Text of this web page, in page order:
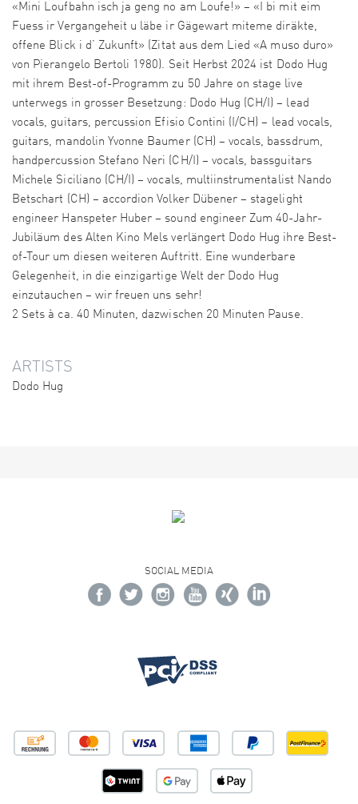
«Mini Loufbahn isch ja geng no am Loufe!» – «I bi mit eim
Fuess ir Vergangeheit u läbe ir Gägewart miteme diräkte,
offene Blick i d’ Zukunft» (Zitat aus dem Lied «A muso duro»
von Pierangelo Bertoli 1980). Seit Herbst 2024 ist Dodo Hug
mit ihrem Best-of-Programm zu 50 Jahre on stage live
unterwegs in grosser Besetzung: Dodo Hug (CH/I) – lead
vocals, guitars, percussion Efisio Contini (I/CH) – lead vocals,
guitars, mandolin Yvonne Baumer (CH) – vocals, bassdrum,
handpercussion Stefano Neri (CH/I) – vocals, bassguitars
Michele Siciliano (CH/I) – vocals, multiinstrumentalist Nando
Betschart (CH) – accordion Volker Dübener – stagelight
engineer Hanspeter Huber – sound engineer Zum 40-Jahr-
Jubiläum des Alten Kino Mels verlängert Dodo Hug ihre Best-
of-Tour um diesen weiteren Auftritt. Eine wunderbare
Gelegenheit, in die einzigartige Welt der Dodo Hug
einzutauchen – wir freuen uns sehr!
2 Sets à ca. 40 Minuten, dazwischen 20 Minuten Pause.
ARTISTS
Dodo Hug
SOCIAL MEDIA